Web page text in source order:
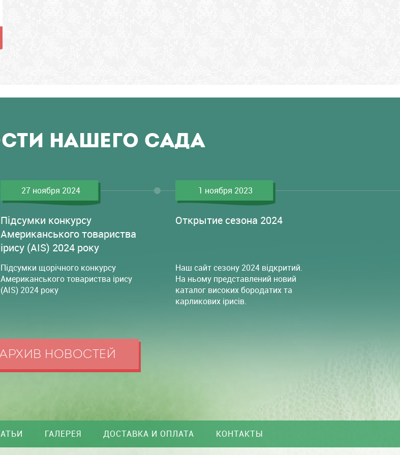
НАШЕГО САДА
27 ноября 2024
Підсумки конкурсу
Американського товариства
ірису (AIS) 2024 року
Підсумки щорічного конкурсу
Американського товариства ірису
(AIS) 2024 року
1 ноября 2023
Открытие сезона 2024
Наш сайт сезону 2024 відкритий.
На ньому представлений новий
каталог високих бородатих та
карликових ірисів.
НОВОСТЕЙ
ГАЛЕРЕЯ ДОСТАВКА И ОПЛАТА КОНТАКТЫ